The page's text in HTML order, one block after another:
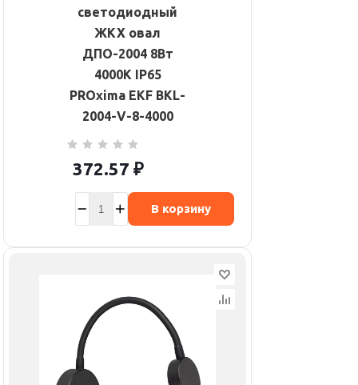
светодиодный
ЖКХ овал
ДПО-2004 8Вт
4000К IP65
PROxima EKF BKL-
2004-V-8-4000
372.57 ₽
В корзину